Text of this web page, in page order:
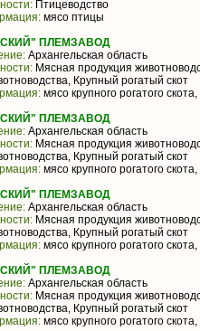
Птицеводство
мясо птицы
ПЛЕМЗАВОД
Архангельская область
Мясная продукция
Крупный рогатый скот
мясо крупного рогатого
ПЛЕМЗАВОД
Архангельская область
Мясная продукция
Крупный рогатый скот
мясо крупного рогатого
ПЛЕМЗАВОД
Архангельская область
Мясная продукция
Крупный рогатый скот
мясо крупного рогатого
ПЛЕМЗАВОД
Архангельская область
Мясная продукция
Крупный рогатый скот
мясо крупного рогатого